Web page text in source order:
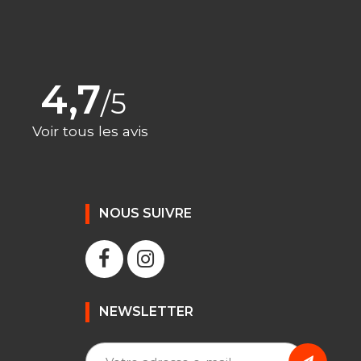
4,7/5
Voir tous les avis
NOUS SUIVRE
NEWSLETTER